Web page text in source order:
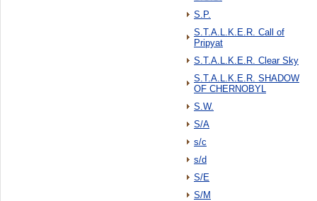
S.P.
S.T.A.L.K.E.R. Call of
Pripyat
S.T.A.L.K.E.R. Clear Sky
S.T.A.L.K.E.R. SHADOW
OF CHERNOBYL
S.W.
S/A
s/c
s/d
S/E
S/M